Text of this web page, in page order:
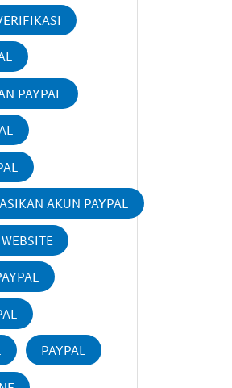
PAYPAL
AKUN PAYPAL
PAYPAL